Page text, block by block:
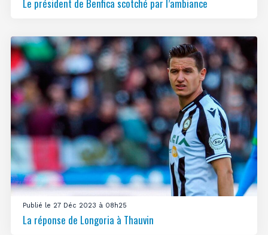
Le président de Benfica scotché par l’ambiance
Publié le 27 Déc 2023 à 08h25
La réponse de Longoria à Thauvin